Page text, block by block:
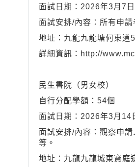
面試日期：2026年3月7日
面試安排/內容：所有申請
地址：九龍九龍塘何東道5
詳細資訊：http://
民生書院（男女校）
自行分配學額：54個
面試日期：2026年3月14
面試安排/內容：觀察申
等。
地址：九龍九龍城東寶庭